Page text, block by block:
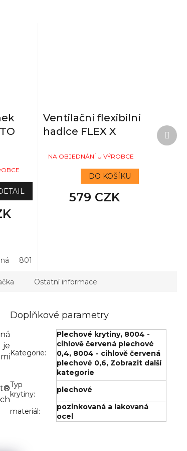
9005 - černá
3011 - višňová
8019 - hnědá
Ventilační flexibilní
hadice FLEX X
NA OBJEDNÁNÍ U VÝROBCE
579 CZK
DO KOŠÍKU
Další
Ostatní informace
je
Doplňkové parametry
Kategorie:
Plechové krytiny, 8004 -
cihlově červená plechové
0,4, 8004 - cihlově červená
plechové 0,6, Zobrazit další
kategorie
Typ
krytiny: plechové
materiál:
pozinkovaná a lakovaná
ocel